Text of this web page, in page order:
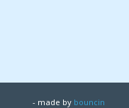
- made by bouncin